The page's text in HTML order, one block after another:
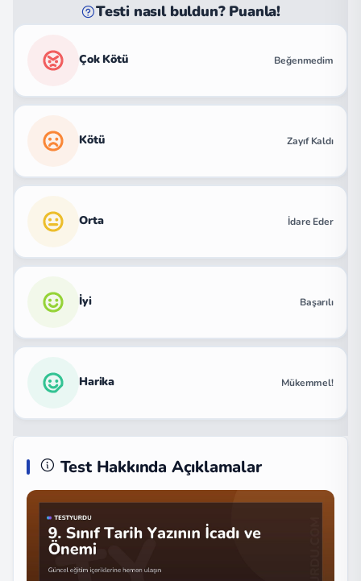
Testi nasıl buldun? Puanla!
Çok Kötü Beğenmedim
Kötü Zayıf Kaldı
Orta İdare Eder
İyi Başarılı
Harika Mükemmel!
Test Hakkında Açıklamalar